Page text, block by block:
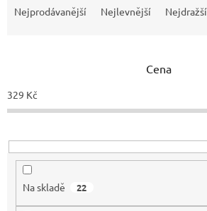
p
r
o
u
Nejprodávanější Nejlevnější Nejdražší
Cena
329 Kč
Na skladě 22